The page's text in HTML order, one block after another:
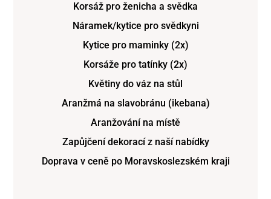
Korsáž pro ženicha a svědka
Náramek/kytice pro svědkyni
Kytice pro maminky (2x)
Korsáže pro tatínky (2x)
Květiny do váz na stůl
Aranžmá na slavobránu (ikebana)
Aranžování na místě
Zapůjčení dekorací z naší nabídky
Doprava v ceně po Moravskoslezském kraji